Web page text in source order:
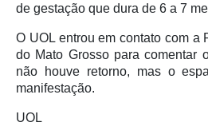
de gestação que dura de 6 a 7
O UOL entrou em contato com a
do Mato Grosso para comentar
não houve retorno, mas o
manifestação.
UOL